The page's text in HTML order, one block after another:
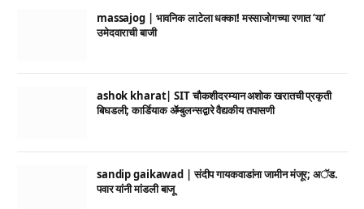
massajog | भावनिक लाटेला धक्का! मस्साजोगच्या रणात ‘या’
उमेदवाराची बाजी
ashok kharat| SIT चौकशीदरम्यान अशोक खरातची प्रकृती
बिघडली; कार्डियाक ॲम्बुलन्सद्वारे वैद्यकीय तपासणी
sandip gaikawad | संदीप गायकवाडांना जामीन मंजूर; अॅड.
पवार यांनी मांडली बाजू